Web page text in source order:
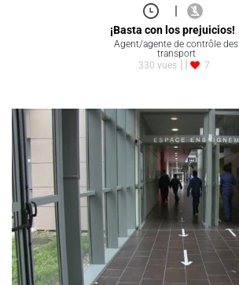
|
¡Basta con los prejuicios!
Agent/agente de contrôle des
transport
330 vues
7